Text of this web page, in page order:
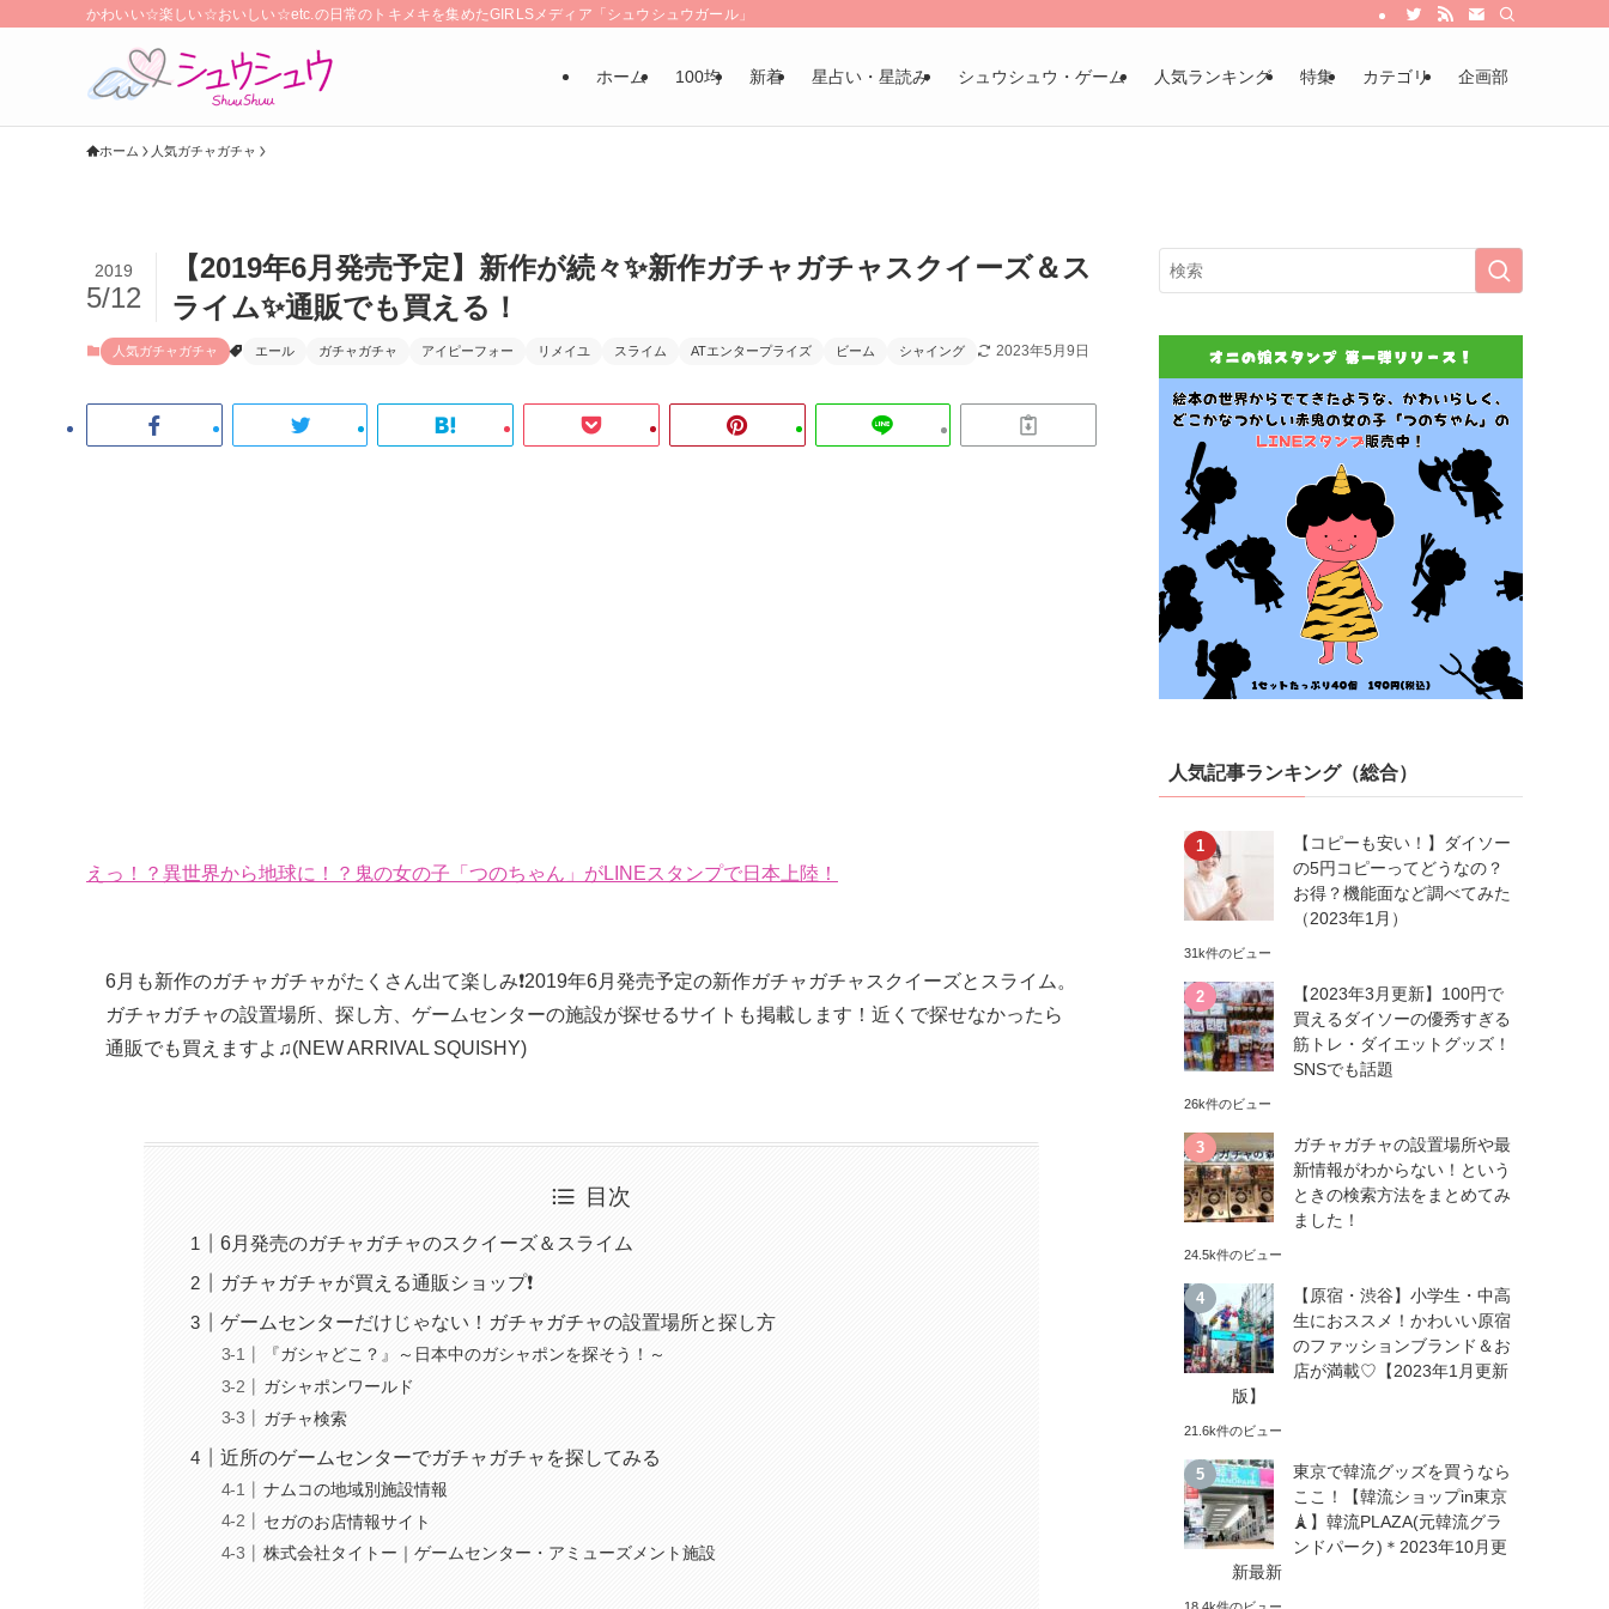
かわいい☆楽しい☆おいしい☆etc.の日常のトキメキを集めたGIRLSメディア「シュウシュウガール」
ホーム 100均 新着 星占い・星読み シュウシュウ・ゲーム 人気ランキング 特集 カテゴリ 企画部
ホーム 人気ガチャガチャ
【2019年6月発売予定】新作が続々✨新作ガチャガチャスクイーズ＆ス
ライム✨通販でも買える！
2019
5/12
人気ガチャガチャ エール ガチャガチャ アイピーフォー リメイユ スライム ATエンタープライズ ビーム シャイング 2023年5月9日
えっ！？異世界から地球に！？鬼の女の子「つのちゃん」がLINEスタンプで日本上陸！
6月も新作のガチャガチャがたくさん出て楽しみ❗️2019年6月発売予定の新作ガチャガチャスクイーズとスライム。
ガチャガチャの設置場所、探し方、ゲームセンターの施設が探せるサイトも掲載します！近くで探せなかったら
通販でも買えますよ♫(NEW ARRIVAL SQUISHY)
目次
6月発売のガチャガチャのスクイーズ＆スライム
ガチャガチャが買える通販ショップ❗️
ゲームセンターだけじゃない！ガチャガチャの設置場所と探し方
『ガシャどこ？』～日本中のガシャポンを探そう！～
ガシャポンワールド
ガチャ検索
近所のゲームセンターでガチャガチャを探してみる
ナムコの地域別施設情報
セガのお店情報サイト
株式会社タイトー｜ゲームセンター・アミューズメント施設
人気記事ランキング（総合）
【コピーも安い！】ダイソー
の5円コピーってどうなの？
お得？機能面など調べてみた
（2023年1月）
31k件のビュー
【2023年3月更新】100円で
買えるダイソーの優秀すぎる
筋トレ・ダイエットグッズ！
SNSでも話題
26k件のビュー
ガチャガチャの設置場所や最
新情報がわからない！という
ときの検索方法をまとめてみ
ました！
24.5k件のビュー
【原宿・渋谷】小学生・中高
生におススメ！かわいい原宿
のファッションブランド＆お
店が満載♡【2023年1月更新
版】
21.6k件のビュー
東京で韓流グッズを買うなら
ここ！【韓流ショップin東京
🗼】韓流PLAZA(元韓流グラ
ンドパーク)＊2023年10月更
新最新